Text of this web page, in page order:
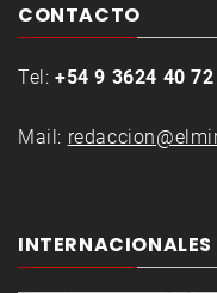
CONTACTO
Tel: +54 9 3624 40
Mail:
INTERNACIONALES